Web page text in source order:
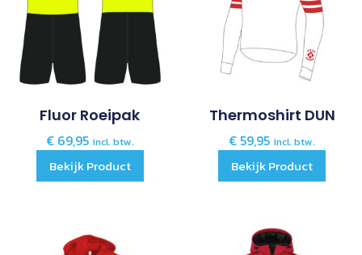
Fluor Roeipak
€69,95 incl. btw.
Bekijk Product
Thermoshirt DUN
€ 59,95 incl. btw.
Bekijk Product